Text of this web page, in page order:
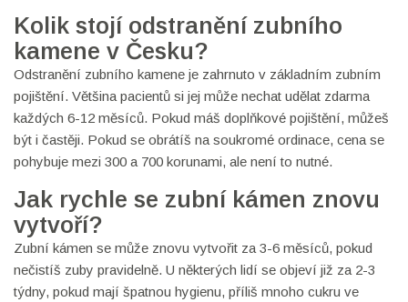
Kolik stojí odstranění zubního
kamene v Česku?
Odstranění zubního kamene je zahrnuto v základním zubním
pojištění. Většina pacientů si jej může nechat udělat zdarma
každých 6-12 měsíců. Pokud máš doplňkové pojištění, můžeš
být i častěji. Pokud se obrátíš na soukromé ordinace, cena se
pohybuje mezi 300 a 700 korunami, ale není to nutné.
Jak rychle se zubní kámen znovu
vytvoří?
Zubní kámen se může znovu vytvořit za 3-6 měsíců, pokud
nečistíš zuby pravidelně. U některých lidí se objeví již za 2-3
týdny, pokud mají špatnou hygienu, příliš mnoho cukru ve